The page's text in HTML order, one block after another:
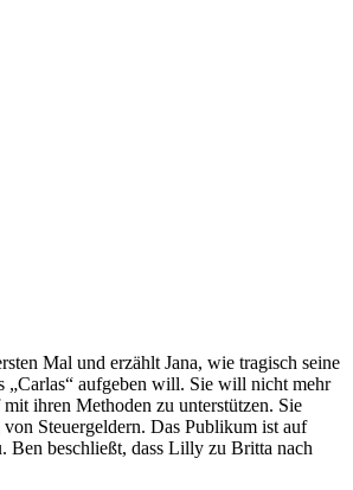
Mal und erzählt Jana, wie tragisch seine
„Carlas“ aufgeben will. Sie will nicht mehr
ihren Methoden zu unterstützen. Sie
Steuergeldern. Das Publikum ist auf
Ben beschließt, dass Lilly zu Britta nach